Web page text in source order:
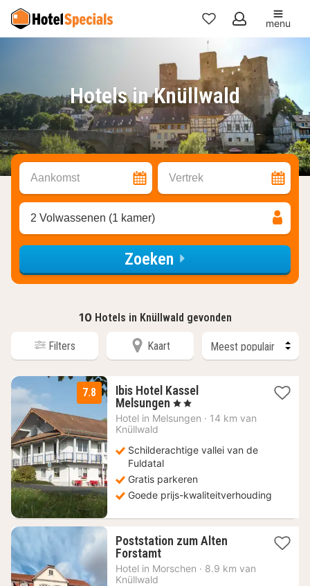
Mijn
favorieten
menu
Hotels in Knüllwald
Aankomst Vertrek
2 Volwassenen (1 kamer)
Zoeken
10 Hotels in Knüllwald gevonden
Filters Kaart
7.8
Ibis Hotel Kassel
Melsungen 1
nacht
vanaf
€
, 2 Sterren
Hotel in Melsungen · 14 km van
Knüllwald
Schilderachtige vallei van de
Fuldatal
Gratis parkeren
Goede prijs-kwaliteitverhouding
Poststation zum Alten
Forstamt1
nacht
Hotel in Morschen · 8.9 km van
Knüllwald